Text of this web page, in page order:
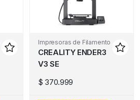
Impresoras de Filamento
CREALITY ENDER3
V3 SE
$ 370.999